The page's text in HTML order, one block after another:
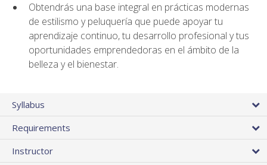
Obtendrás una base integral en prácticas modernas
de estilismo y peluquería que puede apoyar tu
aprendizaje continuo, tu desarrollo profesional y tus
oportunidades emprendedoras en el ámbito de la
belleza y el bienestar.
Syllabus
Requirements
Instructor